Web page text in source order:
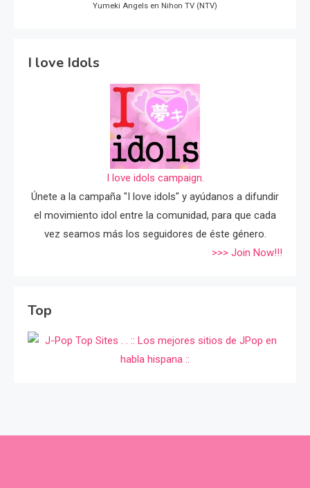
Yumeki Angels en Nihon TV (NTV)
I love Idols
I love idols campaign.
Únete a la campaña "I love idols" y ayúdanos a difundir
el movimiento idol entre la comunidad, para que cada
vez seamos más los seguidores de éste género.
>>> Join Now!!!
Top